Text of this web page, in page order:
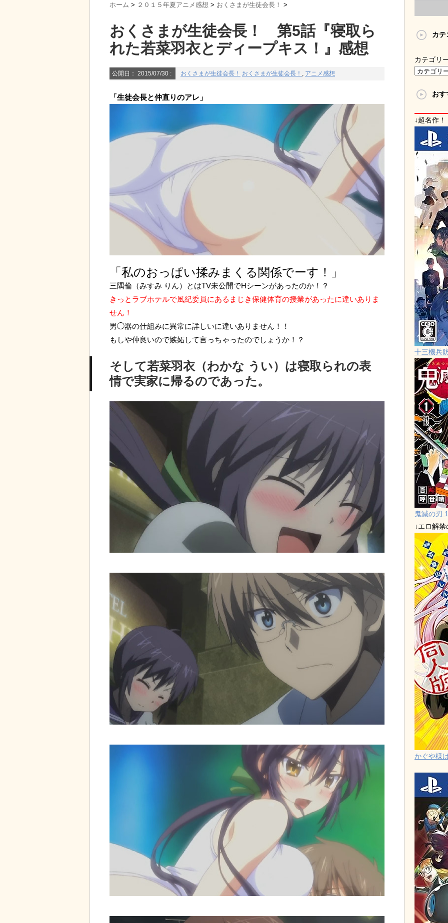
ホーム > ２０１５年夏アニメ感想 > おくさまが生徒会長！ >
おくさまが生徒会長！ 第5話『寝取ら
れた若菜羽衣とディープキス！』感想
公開日： 2015/07/30 : おくさまが生徒会長！ おくさまが生徒会長！ , アニメ感想
「生徒会長と仲直りのアレ」
「私のおっぱい揉みまくる関係でーす！」
三隅倫（みすみ りん）とはTV未公開でHシーンがあったのか！？
きっとラブホテルで風紀委員にあるまじき保健体育の授業があったに違いありま
せん！
男◯器の仕組みに異常に詳しいに違いありません！！
もしや仲良いので嫉妬して言っちゃったのでしょうか！？
そして若菜羽衣（わかな うい）は寝取られの表
情で実家に帰るのであった。
カテ
カテゴリ
お
↓超名作！
十三機兵
鬼滅の刃
↓エロ解
かぐや様